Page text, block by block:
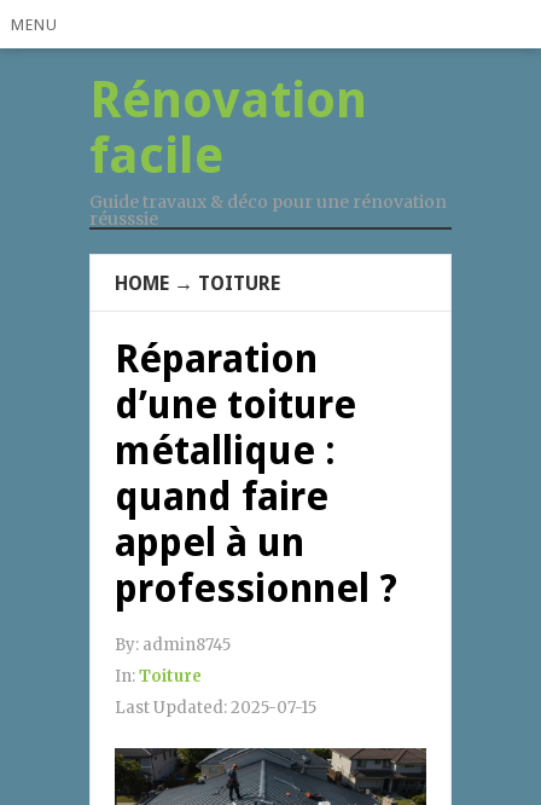
MENU
Rénovation
facile
Guide travaux & déco pour une rénovation
réusssie
HOME → TOITURE
Réparation
d’une toiture
métallique :
quand faire
appel à un
professionnel ?
By: admin8745
In:Toiture
Last Updated:2025-07-15